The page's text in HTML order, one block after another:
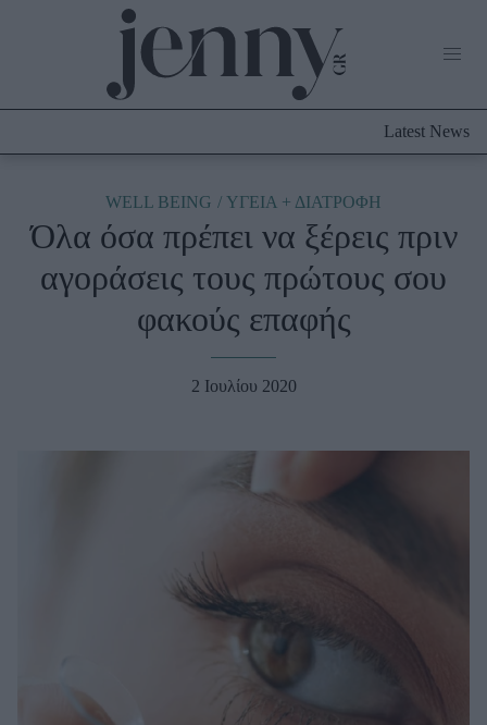
Culture
Fashion
Shopping
Beauty - Ομορφιά
Skincare
Latest News
WELL BEING ΥΓΕΙΑ + ΔΙΑΤΡΟΦΗ
Όλα όσα πρέπει να ξέρεις πριν
αγοράσεις τους πρώτους σου
φακούς επαφής
2 Ιουλίου 2020